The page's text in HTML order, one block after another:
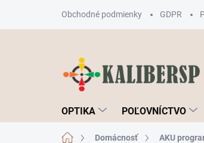
obsah
Obchodné podmienky GDPR
OPTIKA POĽOVNÍCTVO
DomovDomácnosť AKU